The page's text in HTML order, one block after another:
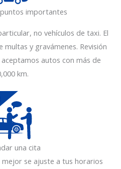
puntos importantes
no vehículos de taxi. El
y gravámenes. Revisión
autos con más de
km.
una cita
mejor se ajuste a tus horarios